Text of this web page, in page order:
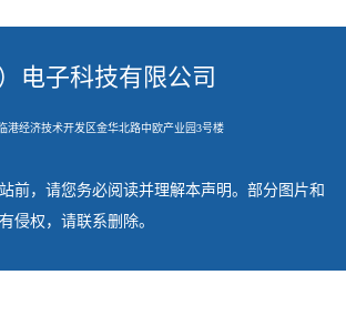
电子科技有限公司
港经济技术开发区金华北路中欧产业园3号楼
前，请您务必阅读并理解本声明。部分图片和
侵权，请联系删除。